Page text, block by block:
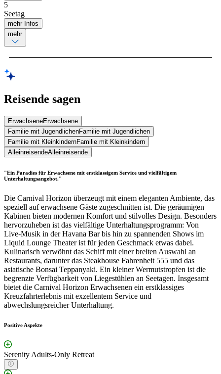
5
Seetag
mehr Infos
mehr
Reisende sagen
ErwachseneErwachsene
Familie mit JugendlichenFamilie mit Jugendlichen
Familie mit KleinkindernFamilie mit Kleinkindern
AlleinreisendeAlleinreisende
"Ein Paradies für Erwachsene mit erstklassigem Service und vielfältigem
Unterhaltungsangebot."
Die Carnival Horizon überzeugt mit einem eleganten Ambiente, das
speziell auf erwachsene Gäste zugeschnitten ist. Die geräumigen
Kabinen bieten modernen Komfort und stilvolles Design. Besonders
hervorzuheben ist das vielfältige Unterhaltungsprogramm: Von
Live-Musik in der Havana Bar bis hin zu spannenden Shows im
Liquid Lounge Theater ist für jeden Geschmack etwas dabei.
Kulinarisch verwöhnt das Schiff mit einer breiten Auswahl an
Restaurants, darunter das Steakhouse Fahrenheit 555 und das
asiatische Bonsai Teppanyaki. Ein kleiner Wermutstropfen ist die
begrenzte Verfügbarkeit von Liegestühlen an Seetagen. Insgesamt
bietet die Carnival Horizon Erwachsenen ein erstklassiges
Kreuzfahrterlebnis mit exzellentem Service und
abwechslungsreicher Unterhaltung.
Positive Aspekte
Serenity Adults-Only Retreat